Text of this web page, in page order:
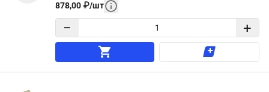
878,00 ₽/шт
− +